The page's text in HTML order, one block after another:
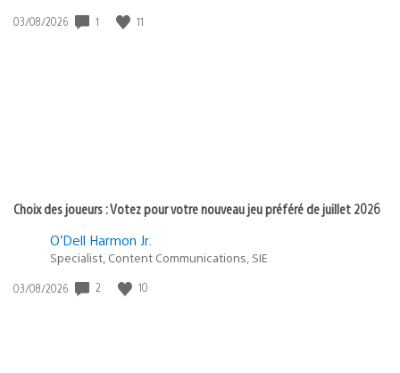
Date
03/08/2026 1 11
Choix des joueurs : Votez pour votre nouveau jeu préféré de juillet 2026
O’Dell Harmon Jr.
Specialist, Content Communications, SIE
Date
03/08/2026 2 10